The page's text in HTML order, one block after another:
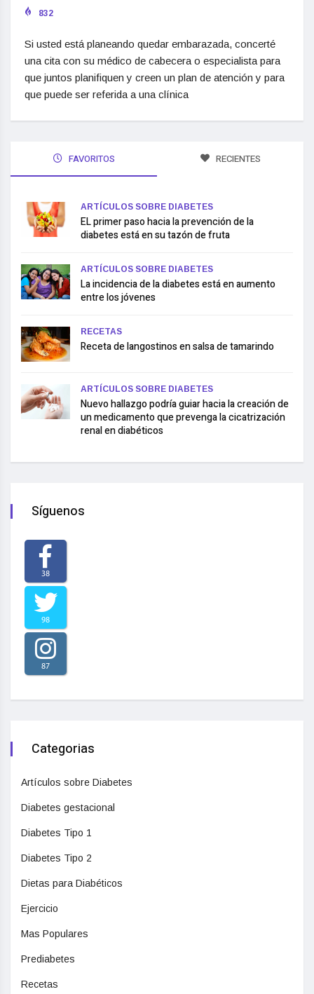
832
Si usted está planeando quedar embarazada, concerté
una cita con su médico de cabecera o especialista para
que juntos planifiquen y creen un plan de atención y para
que puede ser referida a una clínica
FAVORITOS RECIENTES
ARTÍCULOS SOBRE DIABETES
EL primer paso hacia la prevención de la
diabetes está en su tazón de fruta
ARTÍCULOS SOBRE DIABETES
La incidencia de la diabetes está en aumento
entre los jóvenes
RECETAS
Receta de langostinos en salsa de tamarindo
ARTÍCULOS SOBRE DIABETES
Nuevo hallazgo podría guiar hacia la creación de
un medicamento que prevenga la cicatrización
renal en diabéticos
Síguenos
38
98
87
Categorias
Artículos sobre Diabetes
Diabetes gestacional
Diabetes Tipo 1
Diabetes Tipo 2
Dietas para Diabéticos
Ejercicio
Mas Populares
Prediabetes
Recetas